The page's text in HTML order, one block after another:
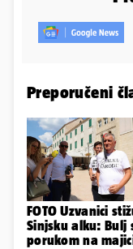
Preporučeni
FOTO Uzvanici
Sinjsku alku: Bulj
porukom na